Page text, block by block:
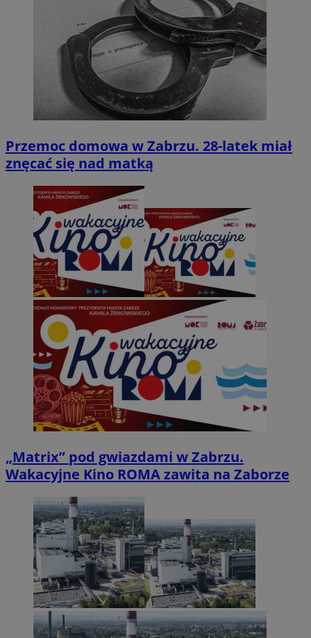
Przemoc domowa w Zabrzu. 28-latek miał
znęcać się nad matką
„Matrix” pod gwiazdami w Zabrzu.
Wakacyjne Kino ROMA zawita na Zaborze